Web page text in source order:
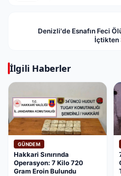
Denizli'de Esnafın Feci
İçtikten
İlgili Haberler
GÜNDEM
Hakkari Sınırında
Operasyon: 7 Kilo 720
Gram Eroin Bulundu